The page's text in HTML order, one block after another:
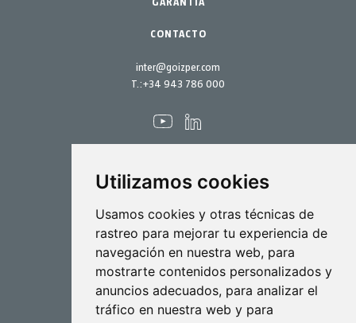
Utilizamos cookies
Usamos cookies y otras técnicas de
rastreo para mejorar tu experiencia de
navegación en nuestra web, para
mostrarte contenidos personalizados y
anuncios adecuados, para analizar el
tráfico en nuestra web y para
inter@goizper.com
T.:+34 943 786 000
Pulverización
Biotecnología
Industrial
Kits mantenimiento
GARANTÍA
CONTACTO
Antigua, 4